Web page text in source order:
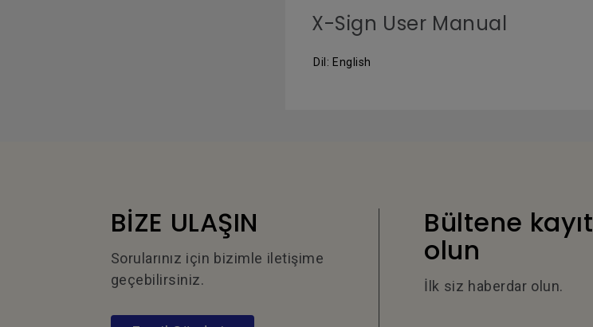
X-Sign User Manual
Dil: English
BİZE ULAŞIN
Sorularınız için bizimle iletişime
geçebilirsiniz.
Bültene kayıt
olun
İlk siz haberdar olun.